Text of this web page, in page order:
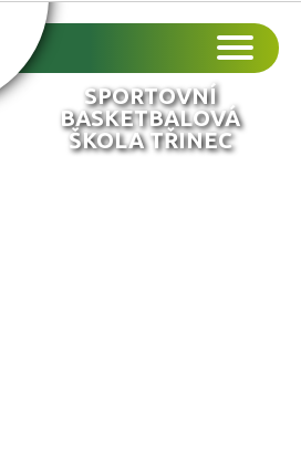
SPORTOVNÍ
BASKETBALOVÁ
ŠKOLA TŘINEC